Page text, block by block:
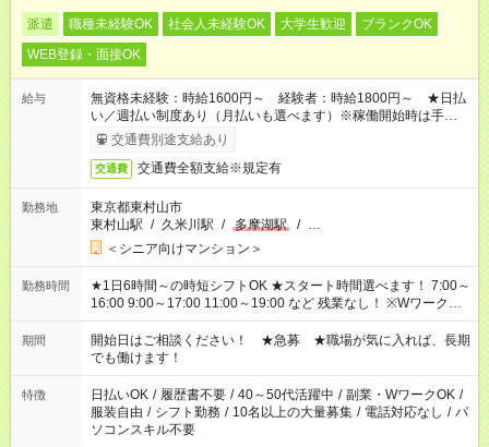
派遣 職種未経験OK 社会人未経験OK 大学生歓迎
ブランクOK
WEB登録・面接OK
給与
無資格未経験：時給1600円～ 経験者：時給1800円～ ★日払
い／週払い制度あり（月払いも選べます）※稼働開始時は手続き
完了次第のお支払いとなります。
交通費別途支給あり
交通費 交通費全額支給※規定有
勤務地
東京都東村山市
東村山駅 / 久米川駅 / 多摩湖駅 / …
＜シニア向けマンション＞
勤務時間
★1日6時間～の時短シフトOK ★スタート時間選べます！ 7:00～
16:00 9:00～17:00 11:00～19:00 など 残業なし！ ※Wワークの
場合、他のお仕事と合わせ週40時間超の就業はご案内できませ
ん ※法令に基づき、週20時間以上勤務は社会保険への加入対象
となります ※労働者派遣法（日雇い派遣の原則禁止）により、
短時間・短期間の就業はご案内が難しい場合があります
期間
開始日はご相談ください！ ★急募 ★職場が気に入れば、長期
でも働けます！
特徴 日払いOK / 履歴書不要 / 40～50代活躍中 / 副業・WワークOK /
服装自由 / シフト勤務 / 10名以上の大量募集 / 電話対応なし / パ
ソコンスキル不要